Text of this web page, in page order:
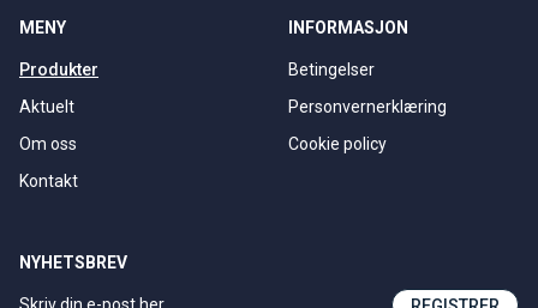
MENY
Produkter
Aktuelt
Om oss
Kontakt
INFORMASJON
Betingelser
Personvernerklæring
Cookie policy
NYHETSBREV